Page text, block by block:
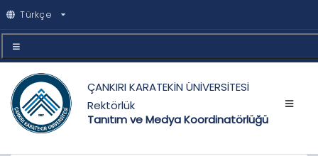
Türkçe
ÇANKIRI KARATEKİN ÜNİVERSİTESİ
Rektörlük
Tanıtım ve Medya Koordinatörlüğü